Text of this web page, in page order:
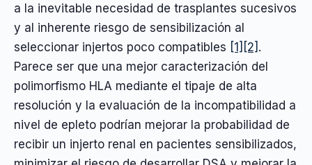
a la inevitable necesidad de trasplantes sucesivos
y al inherente riesgo de sensibilización al
seleccionar injertos poco compatibles [1] [2] .
Parece ser que una mejor caracterización del
polimorfismo HLA mediante el tipaje de alta
resolución y la evaluación de la incompatibilidad a
nivel de epleto podrían mejorar la probabilidad de
recibir un injerto renal en pacientes sensibilizados,